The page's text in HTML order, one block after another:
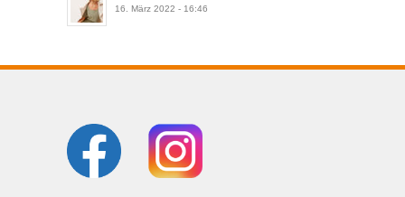
16. März 2022 - 16:46